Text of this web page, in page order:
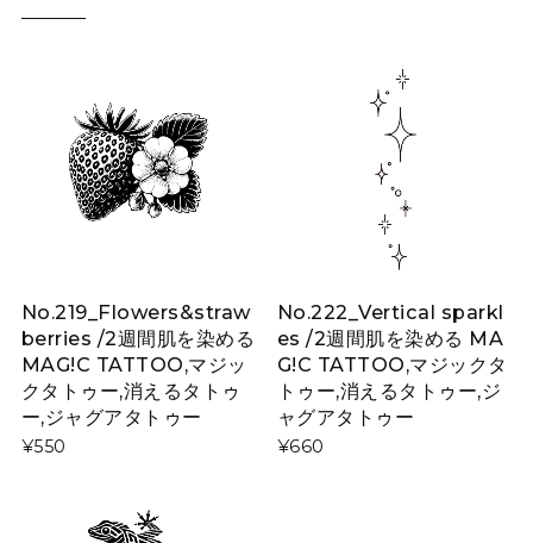
No.219_Flowers&straw
berries /2週間肌を染める
MAG!C TATTOO,マジッ
クタトゥー,消えるタトゥ
ー,ジャグアタトゥー
¥550
No.222_Vertical sparkl
es /2週間肌を染める MA
G!C TATTOO,マジックタ
トゥー,消えるタトゥー,ジ
ャグアタトゥー
¥660